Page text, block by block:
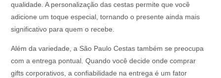
qualidade. A personalização das cestas permite que você
adicione um toque especial, tornando o presente ainda mais
significativo para quem o recebe.
Além da variedade, a São Paulo Cestas também se preocupa
com a entrega pontual. Quando você decide onde comprar
gifts corporativos, a confiabilidade na entrega é um fator